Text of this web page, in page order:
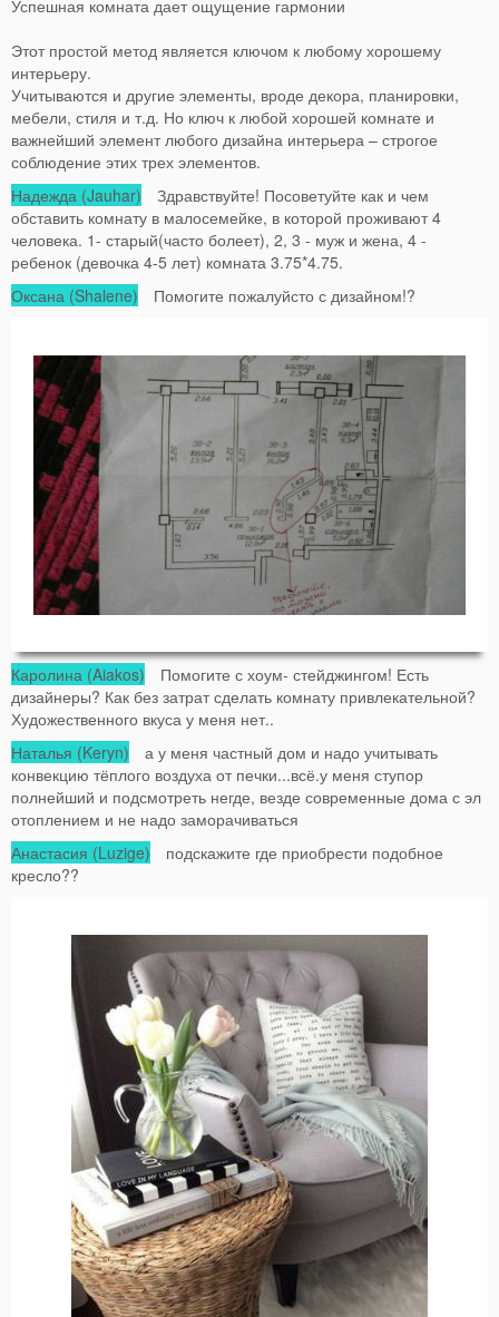
Успешная комната дает ощущение гармонии
Этот простой метод является ключом к любому хорошему
интерьеру.
Учитываются и другие элементы, вроде декора, планировки,
мебели, стиля и т.д. Но ключ к любой хорошей комнате и
важнейший элемент любого дизайна интерьера – строгое
соблюдение этих трех элементов.
Надежда (Jauhar) Здравствуйте! Посоветуйте как и чем
обставить комнату в малосемейке, в которой проживают 4
человека. 1- старый(часто болеет), 2, 3 - муж и жена, 4 -
ребенок (девочка 4-5 лет) комната 3.75*4.75.
Оксана (Shalene) Помогите пожалуйсто с дизайном!?
Каролина (Aiakos) Помогите с хоум- стейджингом! Есть
дизайнеры? Как без затрат сделать комнату привлекательной?
Художественного вкуса у меня нет..
Наталья (Keryn) а у меня частный дом и надо учитывать
конвекцию тёплого воздуха от печки...всё.у меня ступор
полнейший и подсмотреть негде, везде современные дома с эл
отоплением и не надо заморачиваться
Анастасия (Luzige) подскажите где приобрести подобное
кресло??